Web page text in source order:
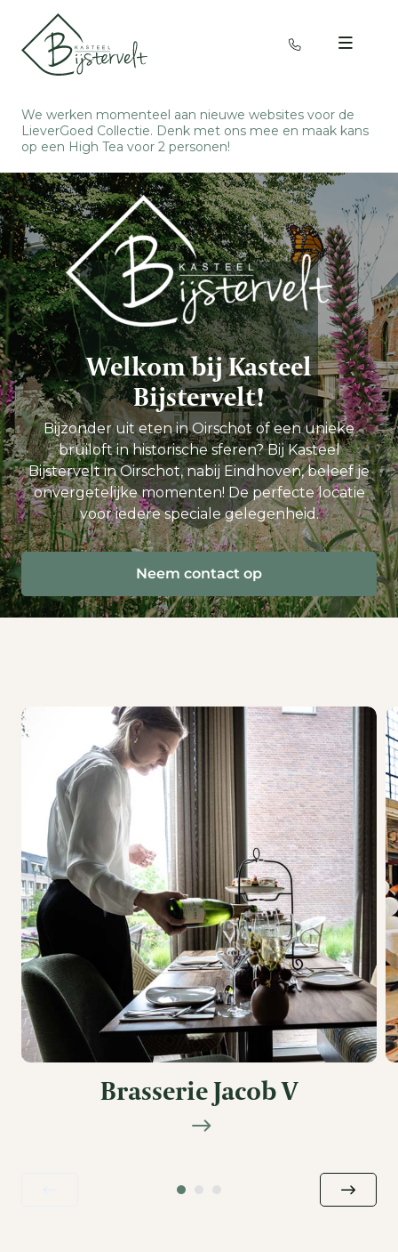
We werken momenteel aan nieuwe websites voor de
LieverGoed Collectie. Denk met ons mee en maak kans
op een High Tea voor 2 personen!
Welkom bij Kasteel
Bijstervelt!
Bijzonder uit eten in Oirschot of een unieke
bruiloft in historische sferen? Bij Kasteel
Bijstervelt in Oirschot, nabij Eindhoven, beleef je
onvergetelijke momenten! De perfecte locatie
voor iedere speciale gelegenheid.
Neem contact op
Brasserie Jacob V